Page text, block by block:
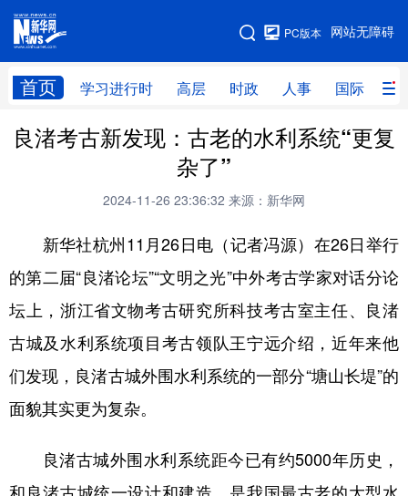
网站无障碍
PC版本
首页 学习进行时 高层 时政 人事 国际 财
网站地图
学习进行时 高层 时政 人事
科技 科创 量子 体育
文化 书画 健康 军事
法律 中央文件 金融 汽车
食品
良渚考古新发现：古老的水利系统“更复
杂了”
2024-11-26 23:36:32 来源：新华网
新华社杭州11月26日电（记者冯源）在26日举行
的第二届“良渚论坛”“文明之光”中外考古学家对话分论
坛上，浙江省文物考古研究所科技考古室主任、良渚
古城及水利系统项目考古领队王宁远介绍，近年来他
们发现，良渚古城外围水利系统的一部分“塘山长堤”的
面貌其实更为复杂。
良渚古城外围水利系统距今已有约5000年历史，
和良渚古城统一设计和建造，是我国最古老的大型水